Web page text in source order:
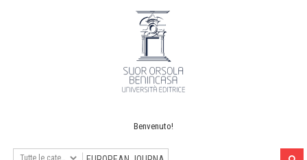
Benvenuto!